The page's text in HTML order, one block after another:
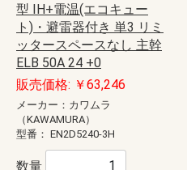
型 IH+電温(エコキュー
ト)・避雷器付き 単3 リミ
ッタースペースなし 主幹
ELB 50A 24 +0
販売価格: ￥63,246
メーカー：カワムラ
（KAWAMURA）
型番： EN2D5240-3H
数量